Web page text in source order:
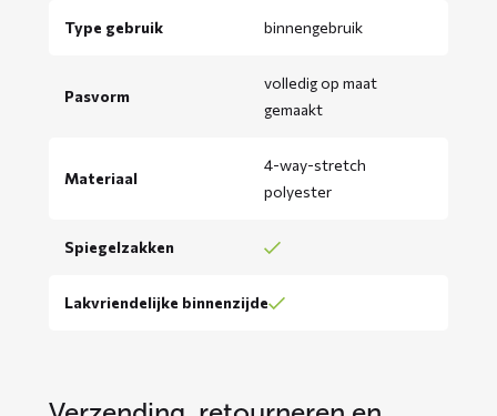
Type gebruik binnengebruik
Pasvorm
volledig op maat
gemaakt
Materiaal
4-way-stretch
polyester
Spiegelzakken
Lakvriendelijke binnenzijde